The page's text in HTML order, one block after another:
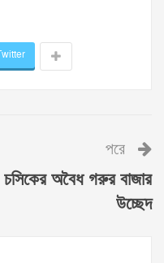
পরে
চসিকের অবৈধ গরুর বাজার
উচ্ছেদ